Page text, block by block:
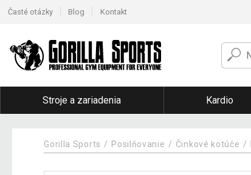
Časté otázky Blog Kontakt
Stroje a zariadenia Kardio
Gorilla Sports Posilňovanie Činkové kotúče